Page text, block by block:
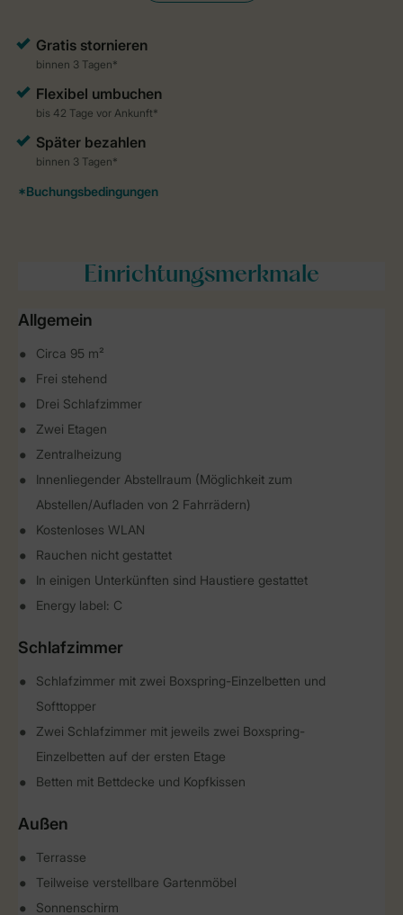
Einrichtungsmerkmale
Allgemein
Circa 95 m²
Frei stehend
Drei Schlafzimmer
Zwei Etagen
Zentralheizung
Innenliegender Abstellraum (Möglichkeit zum
Abstellen/Aufladen von 2 Fahrrädern)
Kostenloses WLAN
Rauchen nicht gestattet
In einigen Unterkünften sind Haustiere gestattet
Energy label: C
Schlafzimmer
Schlafzimmer mit zwei Boxspring-Einzelbetten und
Softtopper
Zwei Schlafzimmer mit jeweils zwei Boxspring-
Einzelbetten auf der ersten Etage
Betten mit Bettdecke und Kopfkissen
Außen
Terrasse
Teilweise verstellbare Gartenmöbel
Sonnenschirm